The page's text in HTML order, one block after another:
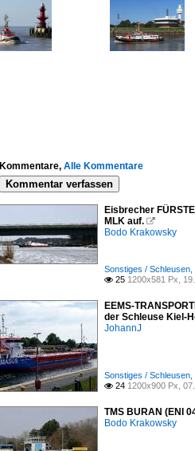
Kommentare, Alle Kommentare
Kommentar verfassen
Eisbrecher
MLK auf. 
Bodo Krakowsky
Sonstiges /
 25 1200x581 Px,
EEMS-
der Schleuse Kiel-
JohannJ
Sonstiges /
 24 1200x900 Px,
TMS BURAN (ENI
Bodo Krakowsky